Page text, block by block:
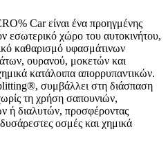
Car είναι ένα προηγμένης
εσωτερικό χώρο του αυτοκινήτου,
καθαρισμό υφασμάτινων
ουρανού, μοκετών και
κατάλοιπα απορρυπαντικών.
συμβάλλει στη διάσπαση
τη χρήση σαπουνιών,
ή διαλυτών, προσφέροντας
οσμές και χημικά